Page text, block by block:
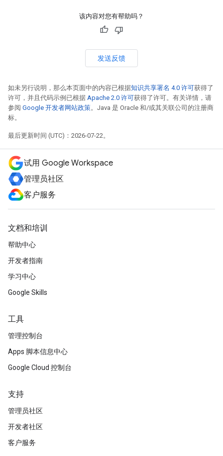
该内容对您有帮助吗？
发送反馈
如未另行说明，那么本页面中的内容已根据知识共享署名 4.0 许可获得了
许可，并且代码示例已根据 Apache 2.0 许可获得了许可。有关详情，请
参阅 Google 开发者网站政策。Java 是 Oracle 和/或其关联公司的注册商
标。
最后更新时间 (UTC)：2026-07-22。
试用 Google Workspace
管理员社区
客户服务
文档和培训
帮助中心
开发者指南
学习中心
Google Skills
工具
管理控制台
Apps 脚本信息中心
Google Cloud 控制台
支持
管理员社区
开发者社区
客户服务